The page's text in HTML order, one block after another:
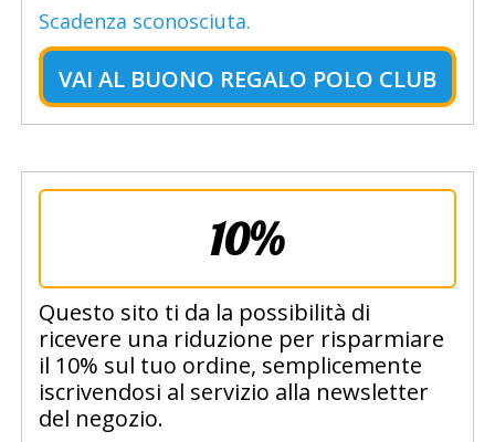
Scadenza sconosciuta.
VAI AL BUONO REGALO POLO CLUB
10%
Questo sito ti da la possibilità di
ricevere una riduzione per risparmiare
il 10% sul tuo ordine, semplicemente
iscrivendosi al servizio alla newsletter
del negozio.